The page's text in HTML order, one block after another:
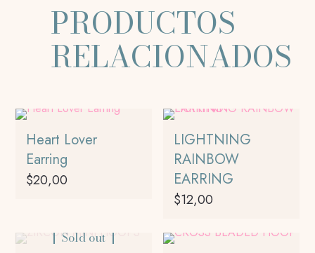
PRODUCTOS
RELACIONADOS
Heart Lover
Earring
$20,00
LIGHTNING
RAINBOW
EARRING
$12,00
Sold out